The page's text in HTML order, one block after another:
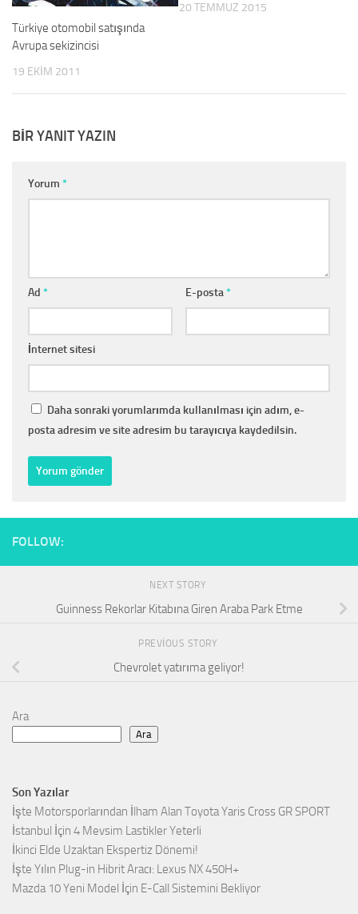
Türkiye otomobil satışında
Avrupa sekizincisi
19 EKIM 2011
20 TEMMUZ 2015
BIR YANIT YAZIN
Yorum *
Ad * E-posta*
İnternet sitesi
Daha sonraki yorumlarımda kullanılması için adım, e-
posta adresim ve site adresim bu tarayıcıya kaydedilsin.
FOLLOW:
NEXT STORY
Guinness Rekorlar Kitabına Giren Araba Park Etme
PREVIOUS STORY
Chevrolet yatırıma geliyor!
Ara
Ara
Son Yazılar
İşte Motorsporlarından İlham Alan Toyota Yaris Cross GR SPORT
İstanbul İçin 4 Mevsim Lastikler Yeterli
İkinci Elde Uzaktan Ekspertiz Dönemi!
İşte Yılın Plug-in Hibrit Aracı: Lexus NX 450H+
Mazda 10 Yeni Model İçin E-Call Sistemini Bekliyor